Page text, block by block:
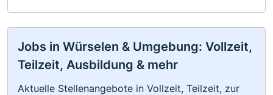
Jobs in Würselen & Umgebung: Vollzeit,
Teilzeit, Ausbildung & mehr
Aktuelle Stellenangebote in Vollzeit, Teilzeit, zur